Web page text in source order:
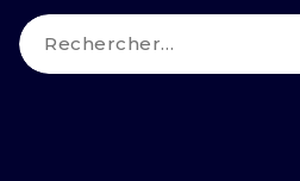
Rechercher :